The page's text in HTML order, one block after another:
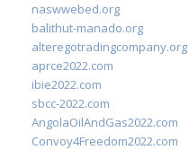
naswwebed.org
balithut-manado.org
alteregotradingcompany.org
aprce2022.com
ibie2022.com
sbcc-2022.com
AngolaOilAndGas2022.com
Convoy4Freedom2022.com